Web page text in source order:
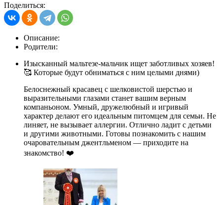
Поделиться:
Описание:
Родители:
Изысканный мальтезе-мальчик ищет заботливых хозяев!
🥰 Которые будут обниматься с ним целыми днями)
Белоснежный красавец с шелковистой шерстью и
выразительными глазами станет вашим верным
компаньоном. Умный, дружелюбный и игривый
характер делают его идеальным питомцем для семьи. Не
линяет, не вызывает аллергии. Отлично ладит с детьми
и другими животными. Готовы познакомить с нашим
очаровательным джентльменом — приходите на
знакомство! ❤️